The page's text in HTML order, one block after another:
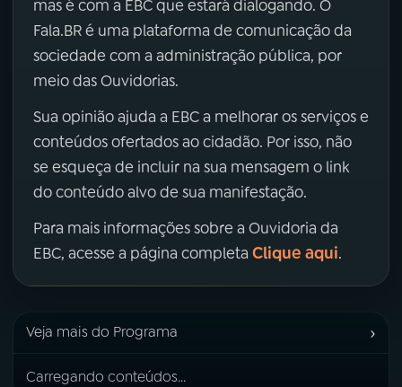
mas é com a EBC que estará dialogando. O
Fala.BR é uma plataforma de comunicação da
sociedade com a administração pública, por
meio das Ouvidorias.
Sua opinião ajuda a EBC a melhorar os serviços e
conteúdos ofertados ao cidadão. Por isso, não
se esqueça de incluir na sua mensagem o link
do conteúdo alvo de sua manifestação.
Para mais informações sobre a Ouvidoria da
EBC, acesse a página completa Clique aqui.
Veja mais do Programa ›
Carregando conteúdos...